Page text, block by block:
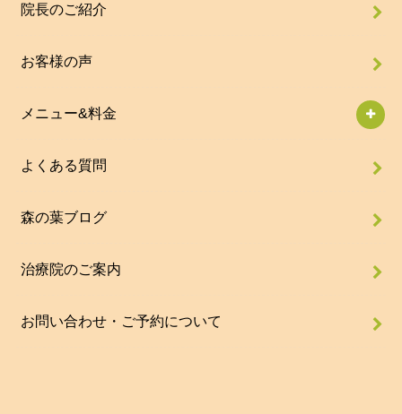
院長のご紹介
お客様の声
メニュー&料金
よくある質問
森の葉ブログ
治療院のご案内
お問い合わせ・ご予約について